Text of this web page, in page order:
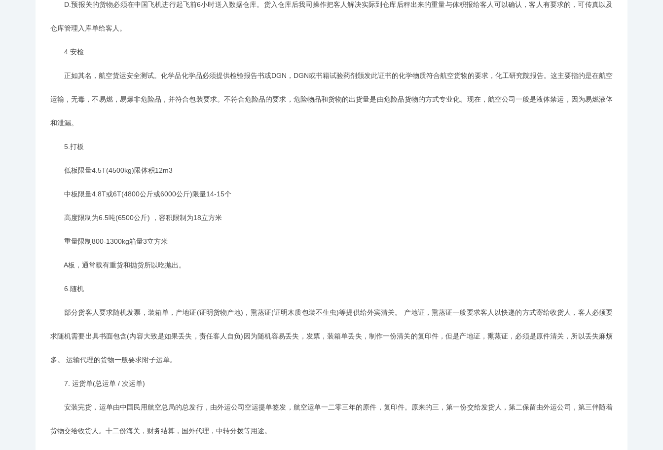
D.预报关的货物必须在中国飞机进行起飞前6小时送入数据仓库。货入仓库后我司操作把客人解决实际到仓库后秤出来的重量与体积报给客人可以确认，客人有要求的，可传真以及
仓库管理入库单给客人。
4.安检
正如其名，航空货运安全测试。化学品化学品必须提供检验报告书或DGN，DGN或书籍试验药剂颁发此证书的化学物质符合航空货物的要求，化工研究院报告。这主要指的是在航空
运输，无毒，不易燃，易爆非危险品，并符合包装要求。不符合危险品的要求，危险物品和货物的出货量是由危险品货物的方式专业化。现在，航空公司一般是液体禁运，因为易燃液体
和泄漏。
5.打板
低板限量4.5T(4500kg)限体积12m3
中板限量4.8T或6T(4800公斤或6000公斤)限量14-15个
高度限制为6.5吨(6500公斤) ，容积限制为18立方米
重量限制800-1300kg箱量3立方米
A板，通常载有重货和抛货所以吃抛出。
6.随机
部分货客人要求随机发票，装箱单，产地证(证明货物产地)，熏蒸证(证明木质包装不生虫)等提供给外宾清关。 产地证，熏蒸证一般要求客人以快递的方式寄给收货人，客人必须要
求随机需要出具书面包含(内容大致是如果丢失，责任客人自负)因为随机容易丢失，发票，装箱单丢失，制作一份清关的复印件，但是产地证，熏蒸证，必须是原件清关，所以丢失麻烦
多。 运输代理的货物一般要求附子运单。
7. 运货单(总运单 / 次运单)
安装完货，运单由中国民用航空总局的总发行，由外运公司空运提单签发，航空运单一二零三年的原件，复印件。原来的三，第一份交给发货人，第二保留由外运公司，第三伴随着
货物交给收货人。十二份海关，财务结算，国外代理，中转分拨等用途。